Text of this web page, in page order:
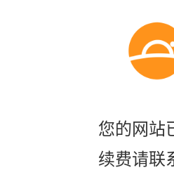
您的网站
续费请联